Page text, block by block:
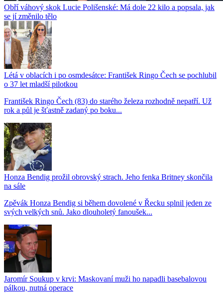
Obří váhový skok Lucie Polišenské: Má dole 22 kilo a popsala, jak
se jí změnilo tělo
Létá v oblacích i po osmdesátce: František Ringo Čech se pochlubil
o 37 let mladší pilotkou
František Ringo Čech (83) do starého železa rozhodně nepatří. Už
rok a půl je šťastně zadaný po boku...
Honza Bendig prožil obrovský strach. Jeho fenka Britney skončila
na sále
Zpěvák Honza Bendig si během dovolené v Řecku splnil jeden ze
svých velkých snů. Jako dlouholetý fanoušek...
Jaromír Soukup v krvi: Maskovaní muži ho napadli basebalovou
pálkou, nutná operace